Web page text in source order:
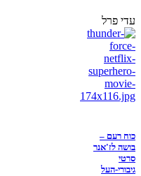
עדי פרל
כוח רעם –
בושה לז'אנר
סרטי
גיבורי-העל